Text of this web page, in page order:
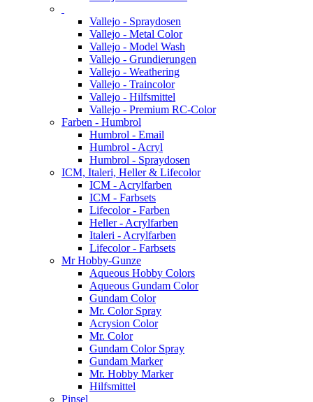
Vallejo - Spraydosen
Vallejo - Metal Color
Vallejo - Model Wash
Vallejo - Grundierungen
Vallejo - Weathering
Vallejo - Traincolor
Vallejo - Hilfsmittel
Vallejo - Premium RC-Color
Farben - Humbrol
Humbrol - Email
Humbrol - Acryl
Humbrol - Spraydosen
ICM, Italeri, Heller & Lifecolor
ICM - Acrylfarben
ICM - Farbsets
Lifecolor - Farben
Heller - Acrylfarben
Italeri - Acrylfarben
Lifecolor - Farbsets
Mr Hobby-Gunze
Aqueous Hobby Colors
Aqueous Gundam Color
Gundam Color
Mr. Color Spray
Acrysion Color
Mr. Color
Gundam Color Spray
Gundam Marker
Mr. Hobby Marker
Hilfsmittel
Pinsel